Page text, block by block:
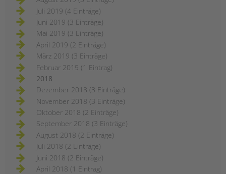
Juli 2019 (4 Einträge)
Juni 2019 (3 Einträge)
Mai 2019 (3 Einträge)
April 2019 (2 Einträge)
März 2019 (3 Einträge)
Februar 2019 (1 Eintrag)
2018
Dezember 2018 (3 Einträge)
November 2018 (3 Einträge)
Oktober 2018 (2 Einträge)
September 2018 (3 Einträge)
August 2018 (2 Einträge)
Juli 2018 (2 Einträge)
Juni 2018 (2 Einträge)
April 2018 (1 Eintrag)